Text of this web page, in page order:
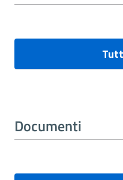
Documenti